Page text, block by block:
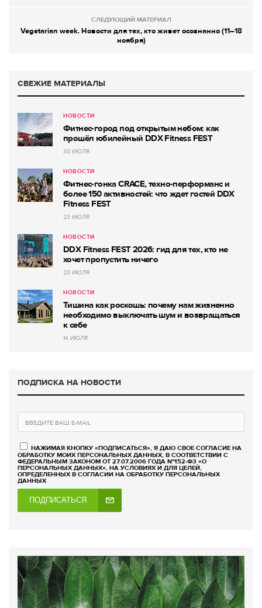
СЛЕДУЮЩИЙ МАТЕРИАЛ
Vegetarian week. Новости для тех, кто живет осознанно (11–18
ноября)
СВЕЖИЕ МАТЕРИАЛЫ
НОВОСТИ
Фитнес-город под открытым небом: как
прошёл юбилейный DDX Fitness FEST
30 ИЮЛЯ
НОВОСТИ
Фитнес-гонка CRACE, техно-перформанс и
более 150 активностей: что ждет гостей DDX
Fitness FEST
23 ИЮЛЯ
НОВОСТИ
DDX Fitness FEST 2026: гид для тех, кто не
хочет пропустить ничего
20 ИЮЛЯ
НОВОСТИ
Тишина как роскошь: почему нам жизненно
необходимо выключать шум и возвращаться
к себе
14 ИЮЛЯ
ПОДПИСКА НА НОВОСТИ
НАЖИМАЯ КНОПКУ «ПОДПИСАТЬСЯ», Я ДАЮ СВОЕ СОГЛАСИЕ НА
ОБРАБОТКУ МОИХ ПЕРСОНАЛЬНЫХ ДАННЫХ, В СООТВЕТСТВИИ С
ФЕДЕРАЛЬНЫМ ЗАКОНОМ ОТ 27.07.2006 ГОДА №152-ФЗ «О
ПЕРСОНАЛЬНЫХ ДАННЫХ», НА УСЛОВИЯХ И ДЛЯ ЦЕЛЕЙ,
ОПРЕДЕЛЕННЫХ В СОГЛАСИИ НА ОБРАБОТКУ ПЕРСОНАЛЬНЫХ
ДАННЫХ
ПОДПИСАТЬСЯ